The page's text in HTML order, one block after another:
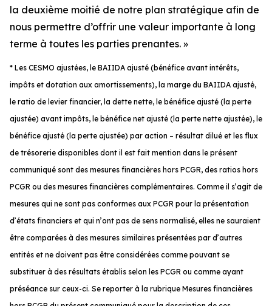
la deuxième moitié de notre plan stratégique afin de
nous permettre d’offrir une valeur importante à long
terme à toutes les parties prenantes. »
* Les CESMO ajustées, le BAIIDA ajusté (bénéfice avant intérêts,
impôts et dotation aux amortissements), la marge du BAIIDA ajusté,
le ratio de levier financier, la dette nette, le bénéfice ajusté (la perte
ajustée) avant impôts, le bénéfice net ajusté (la perte nette ajustée), le
bénéfice ajusté (la perte ajustée) par action – résultat dilué et les flux
de trésorerie disponibles dont il est fait mention dans le présent
communiqué sont des mesures financières hors PCGR, des ratios hors
PCGR ou des mesures financières complémentaires. Comme il s’agit de
mesures qui ne sont pas conformes aux PCGR pour la présentation
d’états financiers et qui n’ont pas de sens normalisé, elles ne sauraient
être comparées à des mesures similaires présentées par d’autres
entités et ne doivent pas être considérées comme pouvant se
substituer à des résultats établis selon les PCGR ou comme ayant
préséance sur ceux-ci. Se reporter à la rubrique Mesures financières